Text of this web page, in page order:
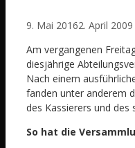
9. Mai 20162. April 2009
Am vergangenen
diesjährige
Nach einem
fanden unter anderem
des Kassierers und
So hat die